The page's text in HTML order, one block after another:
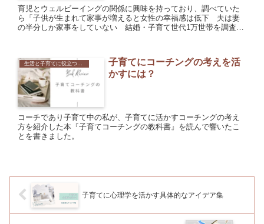
育児とウェルビーイングの関係に興味を持っており、調べていた
ら「子供が生まれて家事が増えると女性の幸福感は低下 夫は妻
の半分しか家事をしていない 結婚・子育て世代1万世帯を調査」
生活と子育てに役立つ心理学
子育てにコーチングの考えを活
かすには？
コーチであり子育て中の私が、子育てに活かすコーチングの考え
方を紹介した本『子育てコーチングの教科書』を読んで響いたこ
とを書きました。
子育てに心理学を活かす具体的なアイデア集